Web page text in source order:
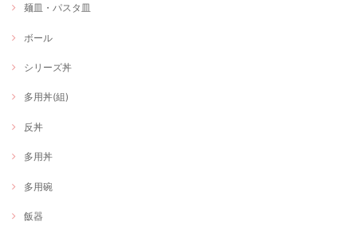
麺皿・パスタ皿
ボール
シリーズ丼
多用丼(組)
反丼
多用丼
多用碗
飯器